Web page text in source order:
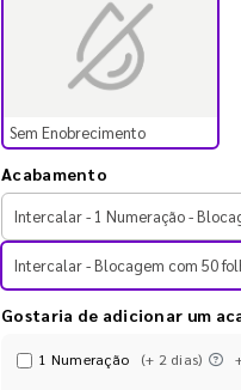
Sem Enobrecimento
Acabamento
Intercalar - 1 Numeração -
Intercalar - Blocagem com 50
Gostaria de adicionar um
1 Numeração (+ 2 dias)